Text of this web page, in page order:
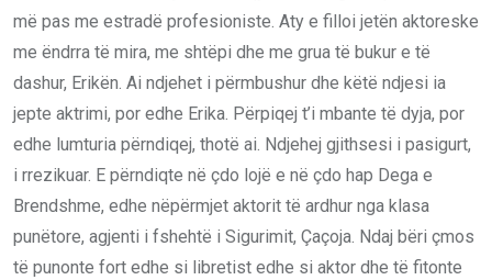
më pas me estradë profesioniste. Aty e filloi jetën aktoreske
me ëndrra të mira, me shtëpi dhe me grua të bukur e të
dashur, Erikën. Ai ndjehet i përmbushur dhe këtë ndjesi ia
jepte aktrimi, por edhe Erika. Përpiqej t’i mbante të dyja, por
edhe lumturia përndiqej, thotë ai. Ndjehej gjithsesi i pasigurt,
i rrezikuar. E përndiqte në çdo lojë e në çdo hap Dega e
Brendshme, edhe nëpërmjet aktorit të ardhur nga klasa
punëtore, agjenti i fshehtë i Sigurimit, Çaçoja. Ndaj bëri çmos
të punonte fort edhe si libretist edhe si aktor dhe të fitonte